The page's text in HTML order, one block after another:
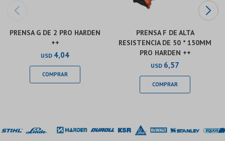
PRENSA G DE 2 PRO HARDEN
++
USD 4,04
PRENSA F DE ALTA
RESISTENCIA DE 50 * 150MM
PRO HARDEN ++
USD 6,57